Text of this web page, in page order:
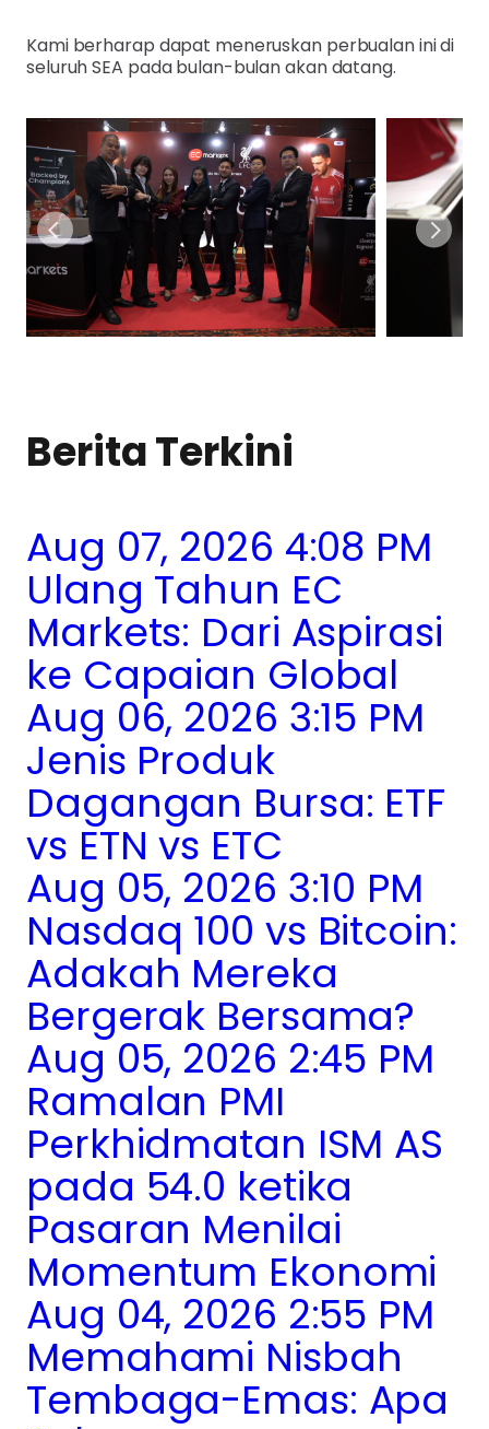
Kami berharap dapat meneruskan perbualan ini di
seluruh SEA pada bulan-bulan akan datang.
Berita Terkini
Aug 07, 2026 4:08 PM
Ulang Tahun EC
Markets: Dari Aspirasi
ke Capaian Global
Aug 06, 2026 3:15 PM
Jenis Produk
Dagangan Bursa: ETF
vs ETN vs ETC
Aug 05, 2026 3:10 PM
Nasdaq 100 vs Bitcoin:
Adakah Mereka
Bergerak Bersama?
Aug 05, 2026 2:45 PM
Ramalan PMI
Perkhidmatan ISM AS
pada 54.0 ketika
Pasaran Menilai
Momentum Ekonomi
Aug 04, 2026 2:55 PM
Memahami Nisbah
Tembaga-Emas: Apa